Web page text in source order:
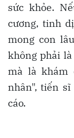
sức khỏe.
cương, tinh
mong con
không phải
mà là khám
nhân", tiến
cáo.